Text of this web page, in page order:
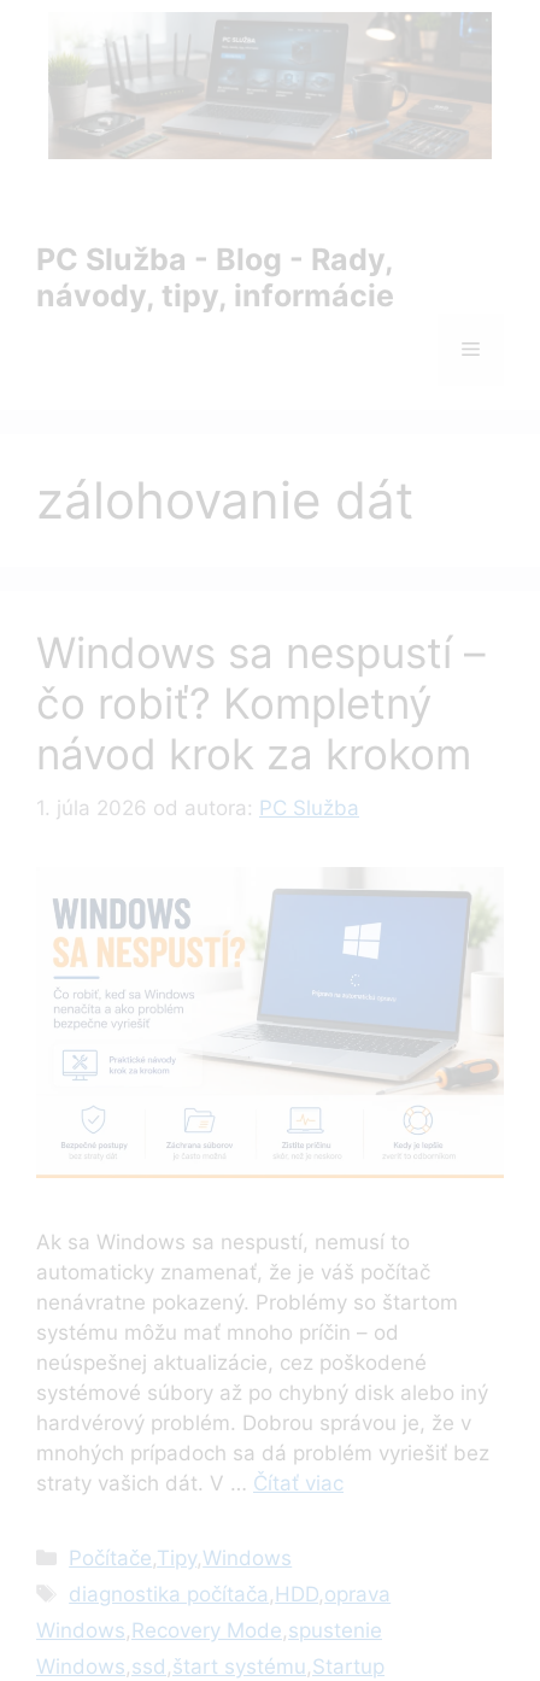
PC Služba - Blog - Rady,
návody, tipy, informácie
Menu
zálohovanie dát
Windows sa nespustí –
čo robiť? Kompletný
návod krok za krokom
1. júla 2026 od autora: PC Služba
Ak sa Windows sa nespustí, nemusí to
automaticky znamenať, že je váš počítač
nenávratne pokazený. Problémy so štartom
systému môžu mať mnoho príčin – od
neúspešnej aktualizácie, cez poškodené
systémové súbory až po chybný disk alebo iný
hardvérový problém. Dobrou správou je, že v
mnohých prípadoch sa dá problém vyriešiť bez
straty vašich dát. V … Čítať viac
Kategórie
Počítače,Tipy,Windows
Značky
diagnostika počítača , HDD,oprava
Windows, Recovery Mode,spustenie
Windows,ssd ,štart systému,Startup